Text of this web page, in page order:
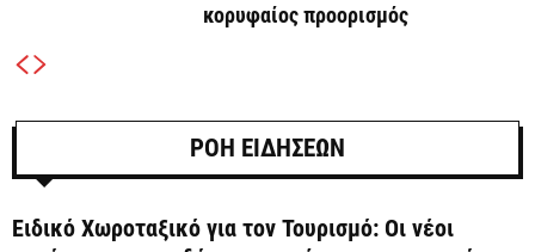
κορυφαίος προορισμός
ΡΟΗ ΕΙΔΗΣΕΩΝ
Ειδικό Χωροταξικό για τον Τουρισμό: Οι νέοι